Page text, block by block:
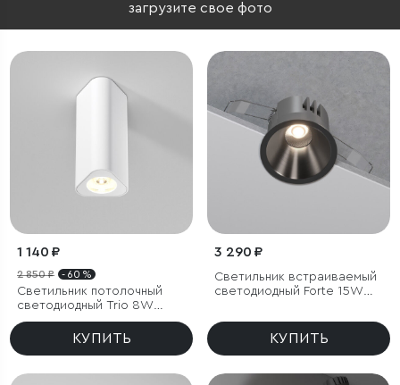
загрузите свое фото
1 140 ₽
2 850 ₽ - 60 %
Светильник потолочный
светодиодный Trio 8W
3000K белый
КУПИТЬ
3 290 ₽
Светильник встраиваемый
светодиодный Forte 15W
КУПИТЬ